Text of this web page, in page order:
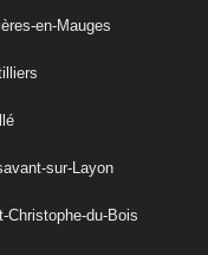
en-Mauges
sur-Layon
Christophe-du-Bois